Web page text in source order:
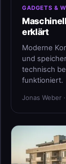
GADGETS &
erklärt
Moderne
und
technisch
funktioniert.
Jonas Weber